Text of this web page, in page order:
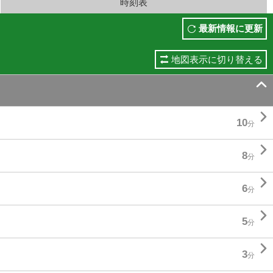
時刻表
最新情報に更新
地図表示に切り替える

10分 
8分 
6分 
5分 
3分 